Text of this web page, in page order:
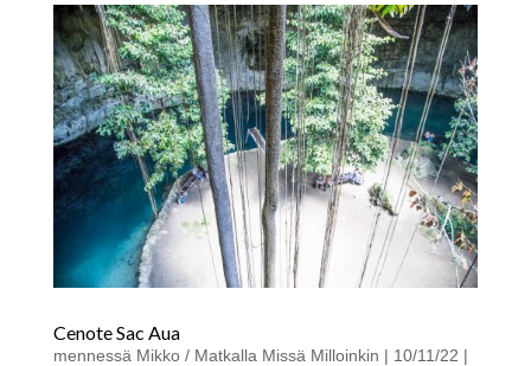
Cenote Sac Aua
mennessä Mikko / Matkalla Missä Milloinkin | 10/11/22 |